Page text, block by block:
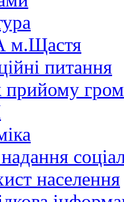
м.Щастя
питання
прийому
населення